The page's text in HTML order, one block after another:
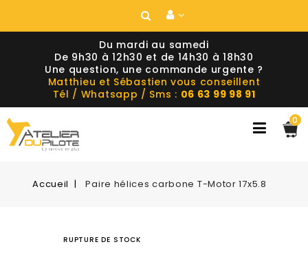
Du mardi au samedi
De 9h30 à 12h30 et de 14h30 à 18h30
Une question, une commande urgente ?
Matthieu et Sébastien vous conseillent
Tél / Whatsapp / Sms : 06 63 99 98 91
0
Accueil Paire hélices carbone T-Motor 17x5.8
RUPTURE DE STOCK